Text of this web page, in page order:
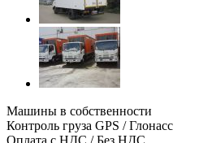
Машины в собственности
Контроль груза GPS / Глонасс
Оплата с НДС / Без НДС